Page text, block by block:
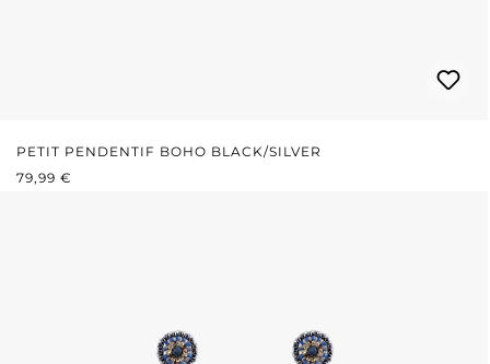
PETIT PENDENTIF BOHO BLACK/SILVER
PRIX RÉGULIER :
79,99 €